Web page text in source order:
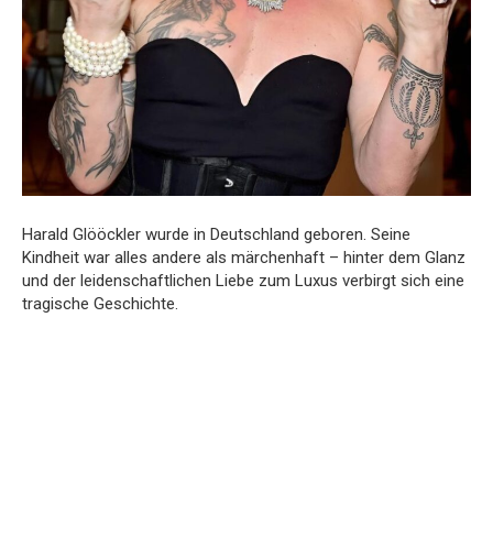
Harald Glööckler wurde in Deutschland geboren. Seine
Kindheit war alles andere als märchenhaft – hinter dem Glanz
und der leidenschaftlichen Liebe zum Luxus verbirgt sich eine
tragische Geschichte.